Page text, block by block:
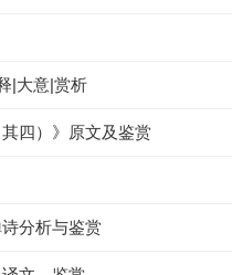
|大意|赏析
四）》原文及鉴赏
分析与鉴赏